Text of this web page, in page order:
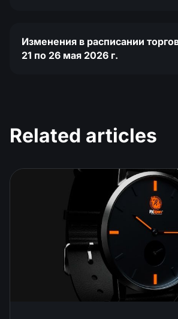
Изменения в расписании
21 по 26 мая 2026 г.
Related articles